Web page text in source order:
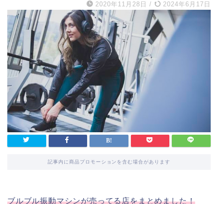
2020年11月28日 / 2024年6月17日
記事内に商品プロモーションを含む場合があります
ブルブル振動マシンが売ってる店をまとめました！